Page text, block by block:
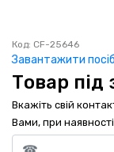
Код: CF-25646
Завантажити
Товар під
Вкажіть свій
Вами, при